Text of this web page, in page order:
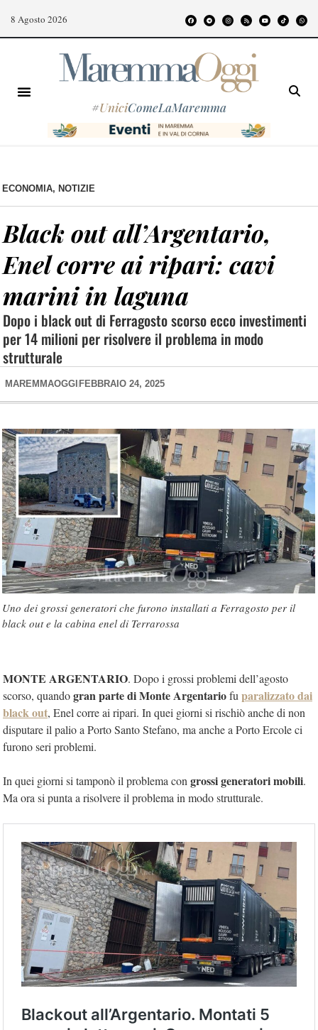
8 Agosto 2026
#UniciComeLaMaremma
ECONOMIA, NOTIZIE
Black out all’Argentario,
Enel corre ai ripari: cavi
marini in laguna
Dopo i black out di Ferragosto scorso ecco investimenti
per 14 milioni per risolvere il problema in modo
strutturale
MAREMMAOGGI FEBBRAIO 24, 2025
Uno dei grossi generatori che furono installati a Ferragosto per il
black out e la cabina enel di Terrarossa
MONTE ARGENTARIO. Dopo i grossi problemi dell’agosto
scorso, quandogran parte di Monte Argentariofu paralizzato dai
black out, Enel corre ai ripari. In quei giorni si rischiò anche di non
disputare il palio a Porto Santo Stefano, ma anche a Porto Ercole ci
furono seri problemi.
In quei giorni si tamponò il problema con grossi generatori mobili.
Ma ora si punta a risolvere il problema in modo strutturale.